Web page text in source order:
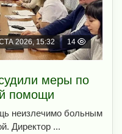
2026, 15:32 14
меры по
помощи
неизлечимо больным
Директор ...